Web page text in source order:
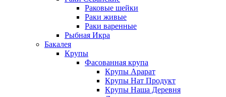
Раковые шейки
Раки живые
Раки варенные
Рыбная Икра
Бакалея
Крупы
Фасованная крупа
Крупы Арарат
Крупы Нат Продукт
Крупы Наша Деревня